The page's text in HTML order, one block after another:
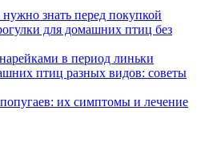
знать перед покупкой
для домашних птиц без
в период линьки
птиц разных видов: советы
их симптомы и лечение